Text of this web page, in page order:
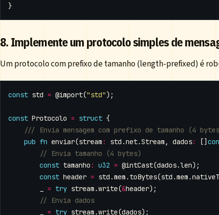
}
8. Implemente um protocolo simples de
Um protocolo com prefixo de tamanho (length-prefixed) é
const std = @import("std");
const Protocolo = struct {
pub fn enviar(stream : std .net.Stream , dados: []
const tamanho : u32 = @intCast(dados.len);
const header = std .mem . toBytes(std .mem .
= try stream .write(&header);
= try stream .write(dados);